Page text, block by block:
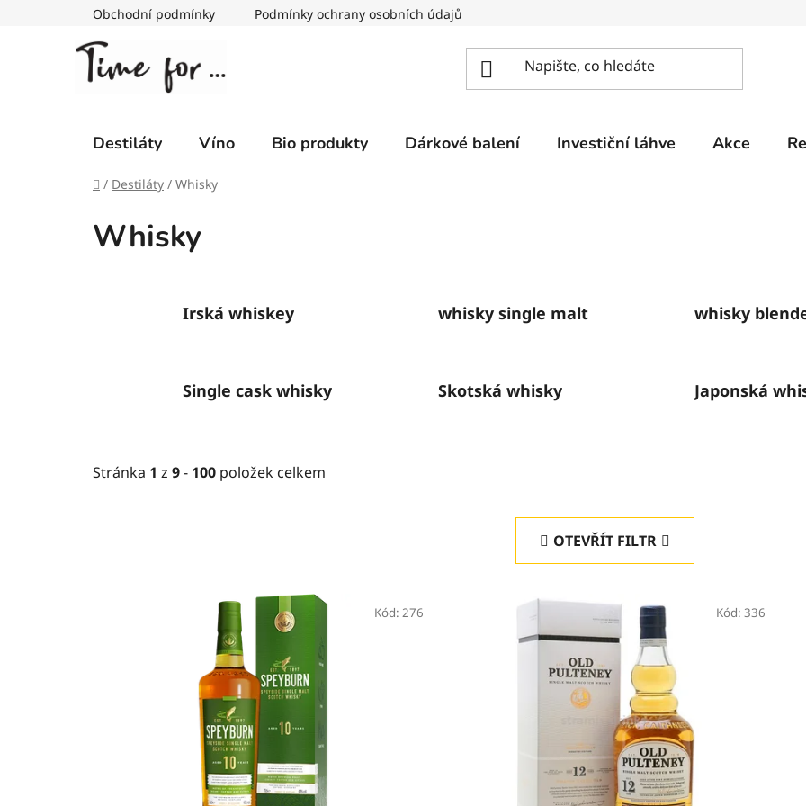
Obchodní podmínky Podmínky ochrany osobních údajů
Destiláty Víno Bio produkty Dárkové balení Investiční láhve Akce
Domů
/ Destiláty / Whisky
Whisky
Irská whiskey whisky single malt whisky
Single cask whisky Skotská whisky Japonská
Stránka 1 z 9- 100 položek celkem
OTEVŘÍT FILTR
Kód: 276 Kód: 336